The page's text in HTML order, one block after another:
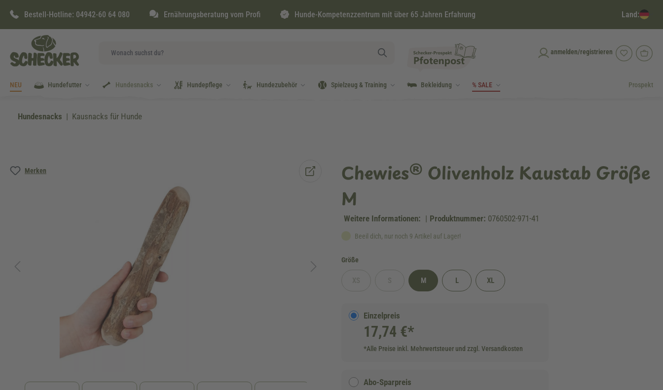
Zur Hauptnavigation springen
Bestell-Hotline: 04942-60 64 080 Ernährungsberatung vom Profi Hunde-Kompetenzzentrum mit über 65 Jahren Erfahrung Land:
anmelden/registrieren
NEU Hundefutter Hundesnacks Hundepflege Hundezubehör Spielzeug & Training Bekleidung % SALE Prospekt
Hundesnacks Kausnacks für Hunde
Merken
Bildergalerie überspringen
Chewies® Olivenholz Kaustab Größe
M
Weitere Informationen: | Produktnummer: 0760502-971-41
Beeil dich, nur noch 9 Artikel auf Lager!
Größe
(Diese Option ist zurzeit nicht verfügbar.)
(Diese Option ist zurzeit nicht verfügbar.)
M L XL
Einzelpreis
17,74 €*
*Alle Preise inkl. Mehrwertsteuer und zzgl. Versandkosten
Abo-Sparpreis